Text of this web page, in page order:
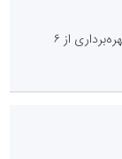
خداحافظی با کابوس جاده‌های معدنی در بافق / بهره‌برداری از ۶